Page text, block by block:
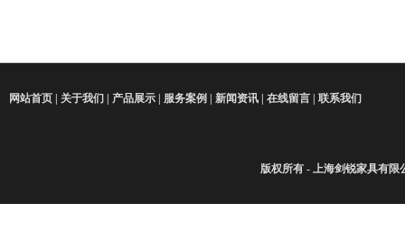
网站首页 | 关于我们 | 产品展示 | 服务案例 | 新闻资讯 | 在线留言 | 联系我们
版权所有 - 上海剑锐家具有限